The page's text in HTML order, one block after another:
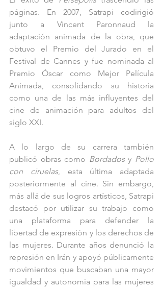
páginas. En 2007, Satrapi codirigió
junto a Vincent Paronnaud la
adaptación animada de la obra, que
obtuvo el Premio del Jurado en el
Festival de Cannes y fue nominada al
Premio Óscar como Mejor Película
Animada, consolidando su historia
como una de las más influyentes del
cine de animación para adultos del
siglo XXI.
A lo largo de su carrera también
publicó obras como Bordados y Pollo
con ciruelas, esta última adaptada
posteriormente al cine. Sin embargo,
más allá de sus logros artísticos, Satrapi
destacó por utilizar su trabajo como
una plataforma para defender la
libertad de expresión y los derechos de
las mujeres. Durante años denunció la
represión en Irán y apoyó públicamente
movimientos que buscaban una mayor
igualdad y autonomía para las mujeres